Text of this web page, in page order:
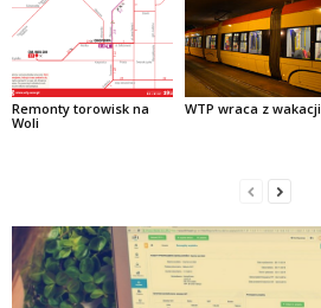
Remonty torowisk na
Woli
WTP wraca z wakacji